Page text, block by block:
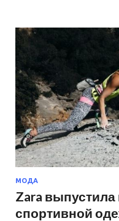
МОДА
Zara
спортивной